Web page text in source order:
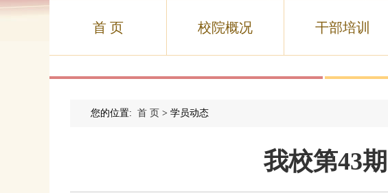
首 页 校院概况 干部培训
您的位置: 首 页 > 学员动态
我校第43